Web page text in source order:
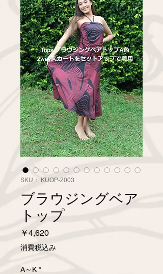
SKU： KUOP-2003
ブラウジングベア
トップ
￥4,620価
格
消費税込み
A～K *